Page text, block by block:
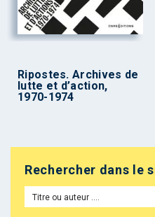
Ripostes. Archives de
lutte et d’action,
1970-1974
Rechercher dans le